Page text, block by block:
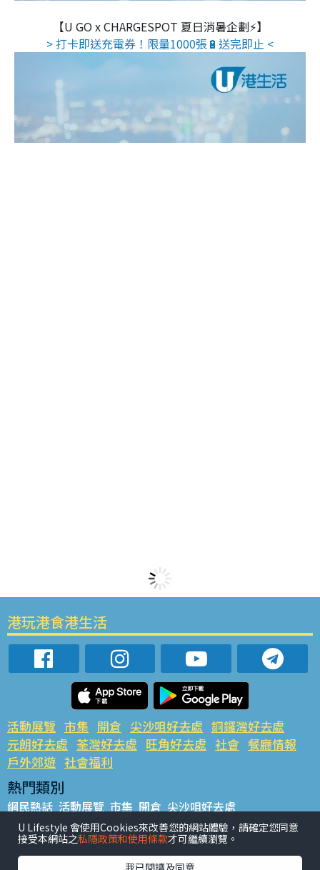
【U GO x CHARGESPOT 夏日消暑企劃⚡】
> 打卡即送充電券！限量1000張🔋送完即止 <
港玩港食港生活
活動展覽 市集 開倉 尖沙咀好去處 銅鑼灣好去處
元朗好去處 荃灣好去處 旺角好去處 社會 餐廳情報
戶外郊遊 社會福利
熱門類別
網民熱話 活動展覽 市集 開倉 尖沙咀好去處
銅鑼灣好去處 元朗好去處 荃灣好去處 旺角好去處 社會
餐廳情報 戶外郊遊
熱門標籤
U Lifestyle 會使用Cookies來改善您的網站體驗，請確定您同意
接受本網站之私隱政策和使用條款才可繼續瀏覽。
我已閱讀及同意